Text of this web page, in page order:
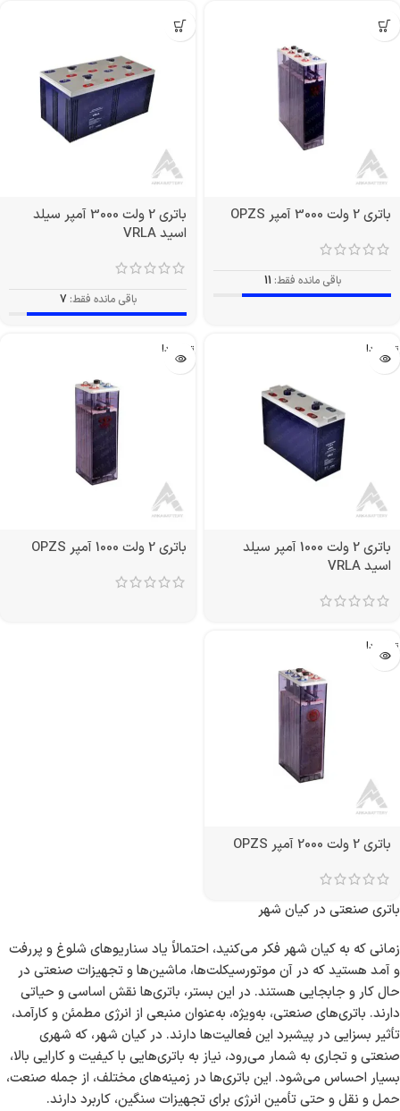
باتری 2 ولت 3000 آمپر OPZS
باقی مانده فقط: 11
باتری 2 ولت 3000 آمپر سیلد
اسید VRLA
باقی مانده فقط: 7
تمام شد!
باتری 2 ولت 1000 آمپر سیلد
اسید VRLA
تمام شد!
باتری 2 ولت 1000 آمپر OPZS
تمام شد!
باتری 2 ولت 2000 آمپر OPZS
باتری صنعتی در کیان شهر
زمانی که به کیان شهر فکر می‌کنید، احتمالاً یاد سناریوهای شلوغ و پررفت
و آمد هستید که در آن موتورسیکلت‌ها، ماشین‌ها و تجهیزات صنعتی در
حال کار و جابجایی هستند. در این بستر، باتری‌ها نقش اساسی و حیاتی
دارند. باتری‌های صنعتی، به‌ویژه، به‌عنوان منبعی از انرژی مطمئن و کارآمد،
تأثیر بسزایی در پیشبرد این فعالیت‌ها دارند. در کیان شهر، که شهری
صنعتی و تجاری به شمار می‌رود، نیاز به باتری‌هایی با کیفیت و کارایی بالا،
بسیار احساس می‌شود. این باتری‌ها در زمینه‌های مختلف، از جمله صنعت،
حمل و نقل و حتی تأمین انرژی برای تجهیزات سنگین، کاربرد دارند.